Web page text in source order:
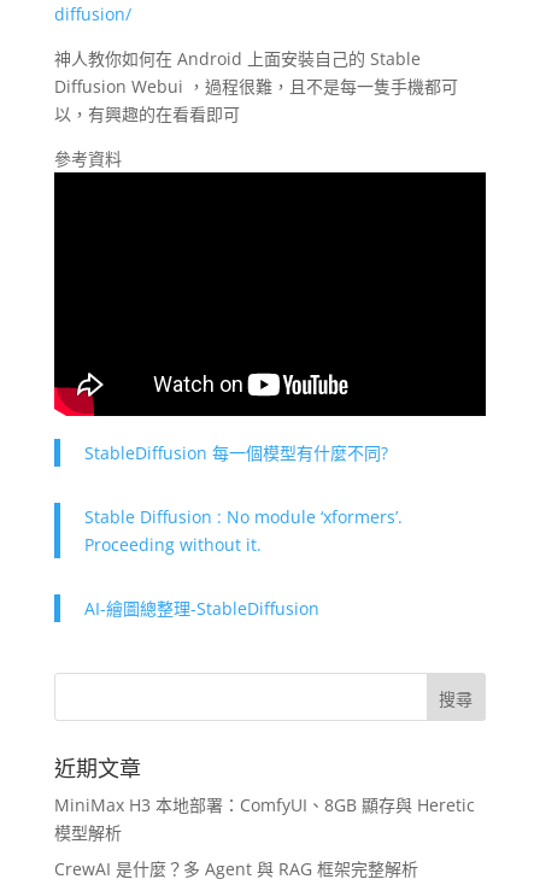
diffusion/
神人教你如何在 Android 上面安裝自己的 Stable
Diffusion Webui ，過程很難，且不是每一隻手機都可
以，有興趣的在看看即可
參考資料
StableDiffusion 每一個模型有什麼不同?
Stable Diffusion : No module ‘xformers’.
Proceeding without it.
AI-繪圖總整理-StableDiffusion
近期文章
MiniMax H3 本地部署：ComfyUI、8GB 顯存與 Heretic
模型解析
CrewAI 是什麼？多 Agent 與 RAG 框架完整解析